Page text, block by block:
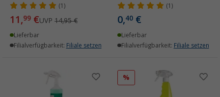
(1)
11,99 €UVP 14,95 €
Lieferbar
Filialverfügbarkeit: Filiale setzen
(1)
0,40 €
Lieferbar
Filialverfügbarkeit: Filiale setzen
%